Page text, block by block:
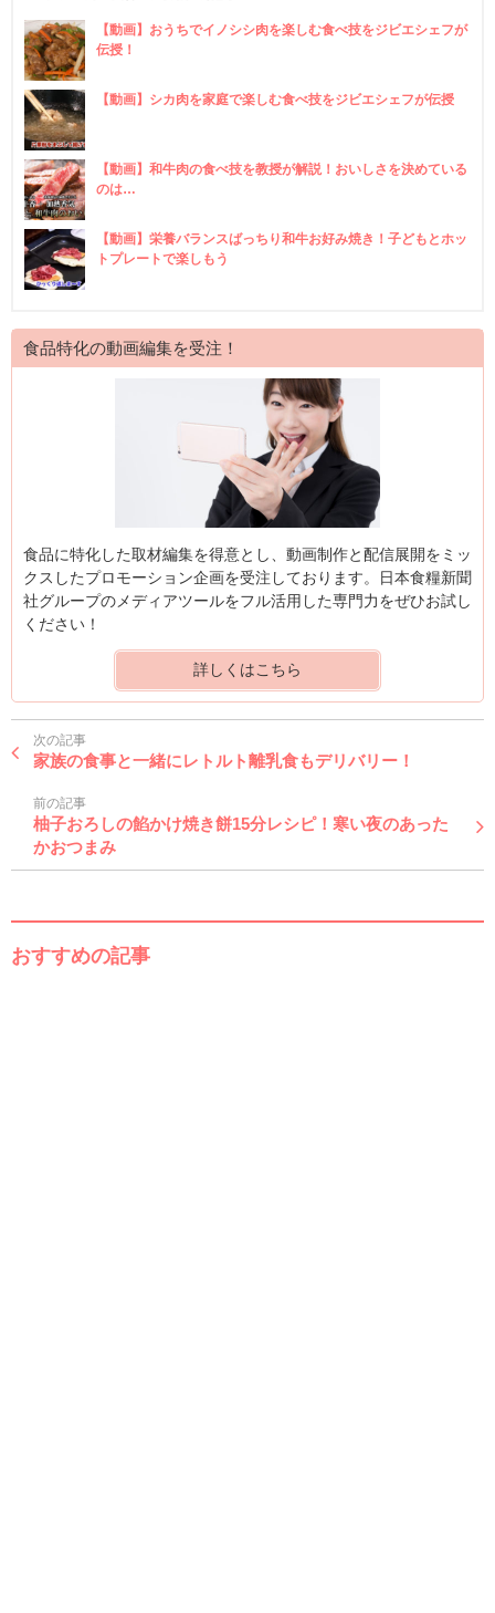
【動画】おうちでイノシシ肉を楽しむ食べ技をジビエシェフが
伝授！
【動画】シカ肉を家庭で楽しむ食べ技をジビエシェフが伝授
【動画】和牛肉の食べ技を教授が解説！おいしさを決めている
のは…
【動画】栄養バランスばっちり和牛お好み焼き！子どもとホッ
トプレートで楽しもう
食品特化の動画編集を受注！
食品に特化した取材編集を得意とし、動画制作と配信展開をミッ
クスしたプロモーション企画を受注しております。日本食糧新聞
社グループのメディアツールをフル活用した専門力をぜひお試し
ください！
詳しくはこちら
次の記事
家族の食事と一緒にレトルト離乳食もデリバリー！
前の記事
柚子おろしの餡かけ焼き餅15分レシピ！寒い夜のあった
かおつまみ
おすすめの記事